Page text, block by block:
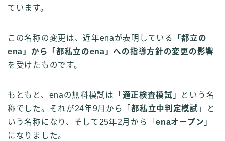
ています。
この名称の変更は、近年enaが表明している
「都立の
ena」から「都私立のena」への指導方針の変更の影響
を受けたものです。
もともと、enaの無料模試は「 適正検査模試 」という名
称でした。それが24年9月から「都私立中判定模試 」と
いう名称になり、そして25年2月から「enaオープン 」
になりました。